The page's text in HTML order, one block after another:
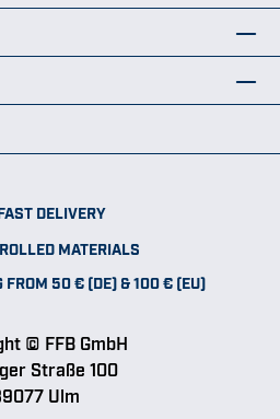
DELIVERY
MATERIALS
FROM 50 € (DE) & 100 € (EU)
© FFB GmbH
Straße 100
Ulm